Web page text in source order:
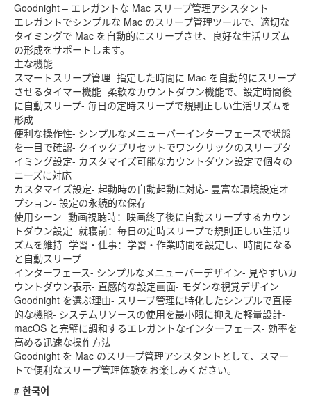
Goodnight – エレガントな Mac スリープ管理アシスタント
エレガントでシンプルな Mac のスリープ管理ツールで、適切な
タイミングで Mac を自動的にスリープさせ、良好な生活リズム
の形成をサポートします。
主な機能
スマートスリープ管理- 指定した時間に Mac を自動的にスリープ
させるタイマー機能- 柔軟なカウントダウン機能で、設定時間後
に自動スリープ- 毎日の定時スリープで規則正しい生活リズムを
形成
便利な操作性- シンプルなメニューバーインターフェースで状態
を一目で確認- クイックプリセットでワンクリックのスリープタ
イミング設定- カスタマイズ可能なカウントダウン設定で個々の
ニーズに対応
カスタマイズ設定- 起動時の自動起動に対応- 豊富な環境設定オ
プション- 設定の永続的な保存
使用シーン- 動画視聴時：映画終了後に自動スリープするカウン
トダウン設定- 就寝前：毎日の定時スリープで規則正しい生活リ
ズムを維持- 学習・仕事：学習・作業時間を設定し、時間になる
と自動スリープ
インターフェース- シンプルなメニューバーデザイン- 見やすいカ
ウントダウン表示- 直感的な設定画面- モダンな視覚デザイン
Goodnight を選ぶ理由- スリープ管理に特化したシンプルで直接
的な機能- システムリソースの使用を最小限に抑えた軽量設計-
macOS と完璧に調和するエレガントなインターフェース- 効率を
高める迅速な操作方法
Goodnight を Mac のスリープ管理アシスタントとして、スマー
トで便利なスリープ管理体験をお楽しみください。
# 한국어